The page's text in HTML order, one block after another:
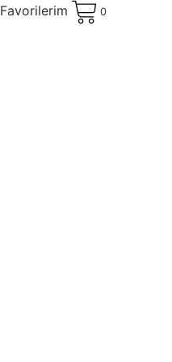
Favorilerim 0